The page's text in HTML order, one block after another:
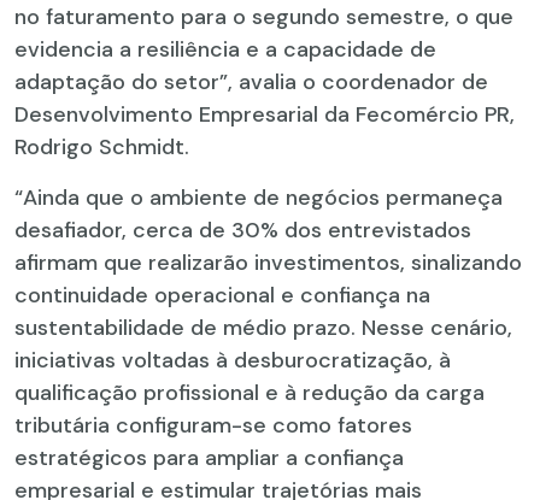
no faturamento para o segundo semestre, o que
evidencia a resiliência e a capacidade de
adaptação do setor”, avalia o coordenador de
Desenvolvimento Empresarial da Fecomércio PR,
Rodrigo Schmidt.
“Ainda que o ambiente de negócios permaneça
desafiador, cerca de 30% dos entrevistados
afirmam que realizarão investimentos, sinalizando
continuidade operacional e confiança na
sustentabilidade de médio prazo. Nesse cenário,
iniciativas voltadas à desburocratização, à
qualificação profissional e à redução da carga
tributária configuram-se como fatores
estratégicos para ampliar a confiança
empresarial e estimular trajetórias mais